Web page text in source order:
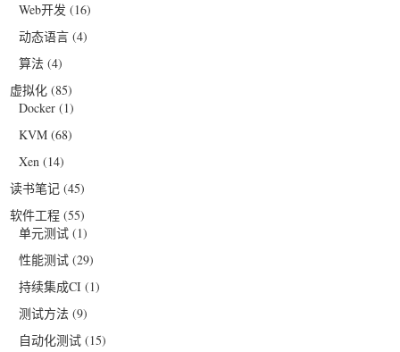
Web开发 (16)
动态语言 (4)
算法 (4)
虚拟化 (85)
Docker (1)
KVM (68)
Xen (14)
读书笔记 (45)
软件工程 (55)
单元测试 (1)
性能测试 (29)
持续集成CI (1)
测试方法 (9)
自动化测试 (15)